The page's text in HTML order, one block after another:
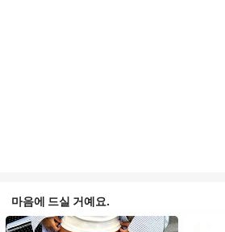
마음에 드실 거예요.